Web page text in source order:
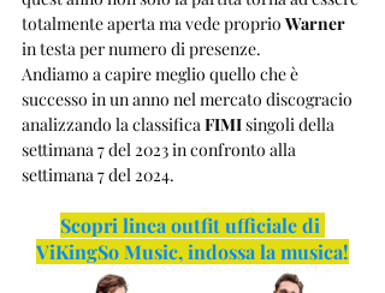
totalmente aperta ma vede proprio Warner
in testa per numero di presenze.
Andiamo a capire meglio quello che è
successo in un anno nel mercato discogracio
analizzando la classifica FIMI singoli della
settimana 7 del 2023 in confronto alla
settimana 7 del 2024.
Scopri linea outfit ufficiale di
ViKingSo Music, indossa la musica!